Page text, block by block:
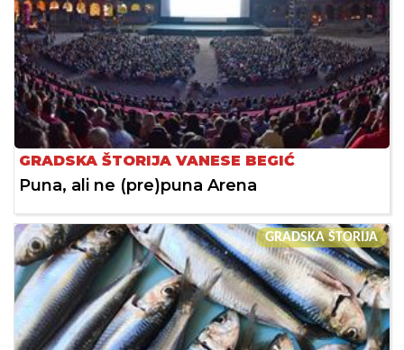
GRADSKA ŠTORIJA VANESE BEGIĆ
Puna, ali ne (pre)puna Arena
GRADSKA ŠTORIJA